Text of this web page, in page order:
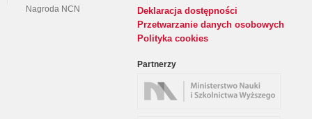
Nagroda NCN
Deklaracja dostępności
Przetwarzanie danych osobowych
Polityka cookies
Partnerzy